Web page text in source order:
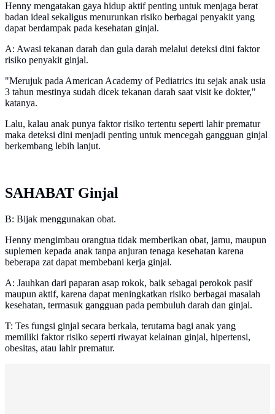
Henny mengatakan gaya hidup aktif penting untuk menjaga berat
badan ideal sekaligus menurunkan risiko berbagai penyakit yang
dapat berdampak pada kesehatan ginjal.
A: Awasi tekanan darah dan gula darah melalui deteksi dini faktor
risiko penyakit ginjal.
"Merujuk pada American Academy of Pediatrics itu sejak anak usia
3 tahun mestinya sudah dicek tekanan darah saat visit ke dokter,"
katanya.
Lalu, kalau anak punya faktor risiko tertentu seperti lahir prematur
maka deteksi dini menjadi penting untuk mencegah gangguan ginjal
berkembang lebih lanjut.
SAHABAT Ginjal
B: Bijak menggunakan obat.
Henny mengimbau orangtua tidak memberikan obat, jamu, maupun
suplemen kepada anak tanpa anjuran tenaga kesehatan karena
beberapa zat dapat membebani kerja ginjal.
A: Jauhkan dari paparan asap rokok, baik sebagai perokok pasif
maupun aktif, karena dapat meningkatkan risiko berbagai masalah
kesehatan, termasuk gangguan pada pembuluh darah dan ginjal.
T: Tes fungsi ginjal secara berkala, terutama bagi anak yang
memiliki faktor risiko seperti riwayat kelainan ginjal, hipertensi,
obesitas, atau lahir prematur.